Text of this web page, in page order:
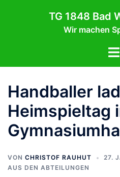
TG 1848 Bad
Wir machen
Handballer
Heimspieltag
VON CHRISTOF RAUHUT
27.
AUS DEN ABTEILUNGEN